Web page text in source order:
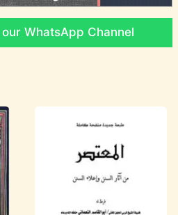
WhatsApp Channel